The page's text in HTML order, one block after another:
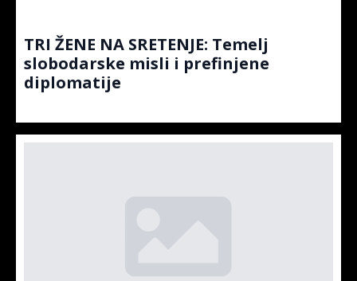
TRI ŽENE NA SRETENJE: Temelj
slobodarske misli i prefinjene
diplomatije